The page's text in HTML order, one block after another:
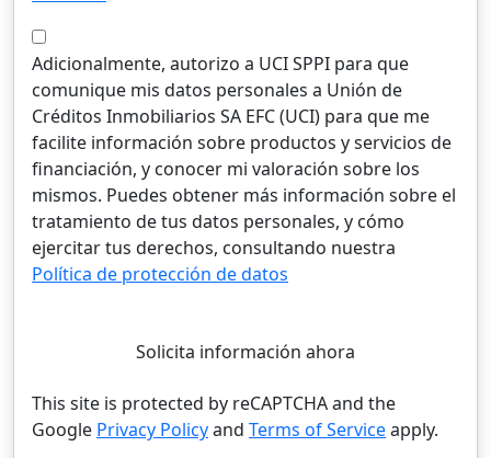
Adicionalmente, autorizo a UCI SPPI para que
comunique mis datos personales a Unión de
Créditos Inmobiliarios SA EFC (UCI) para que me
facilite información sobre productos y servicios de
financiación, y conocer mi valoración sobre los
mismos. Puedes obtener más información sobre el
tratamiento de tus datos personales, y cómo
ejercitar tus derechos, consultando nuestra
Política de protección de datos
Solicita información ahora
This site is protected by reCAPTCHA and the
Google Privacy Policyand Terms of Serviceapply.